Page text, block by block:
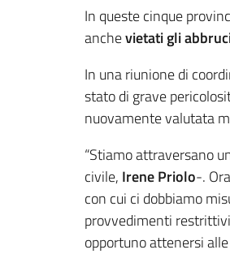
In queste cinque
anchevietati gli
In una riunione di
stato di grave
nuovamente valutata
“Stiamo attraversano
civile, Irene Priolo-.
con cui ci dobbiamo
provvedimenti
opportuno attenersi alle